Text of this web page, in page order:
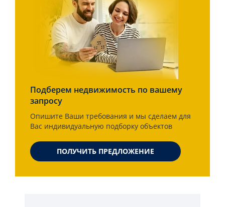
Подберем недвижимость по вашему
запросу
Опишите Ваши требования и мы сделаем для
Вас индивидуальную подборку объектов
ПОЛУЧИТЬ ПРЕДЛОЖЕНИЕ